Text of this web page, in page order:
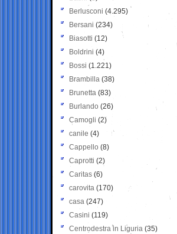
Berlusconi (4.295)
Bersani (234)
Biasotti (12)
Boldrini (4)
Bossi (1.221)
Brambilla (38)
Brunetta (83)
Burlando (26)
Camogli (2)
canile (4)
Cappello (8)
Caprotti (2)
Caritas (6)
carovita (170)
casa (247)
Casini (119)
Centrodestra in Liguria (35)